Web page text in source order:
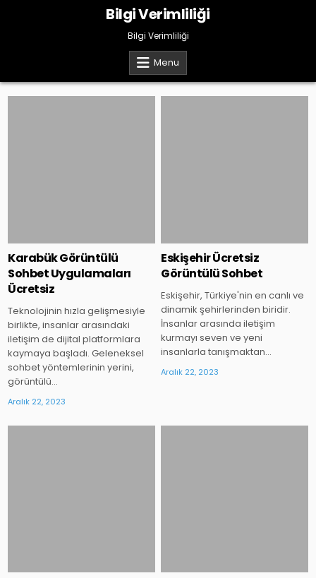
Bilgi Verimliliği
Bilgi Verimliliği
Menu
Karabük Görüntülü
Sohbet Uygulamaları
Ücretsiz
Teknolojinin hızla gelişmesiyle
birlikte, insanlar arasındaki
iletişim de dijital platformlara
kaymaya başladı. Geleneksel
sohbet yöntemlerinin yerini,
görüntülü…
Aralık 22, 2023
Eskişehir Ücretsiz
Görüntülü Sohbet
Eskişehir, Türkiye'nin en canlı ve
dinamik şehirlerinden biridir.
İnsanlar arasında iletişim
kurmayı seven ve yeni
insanlarla tanışmaktan…
Aralık 22, 2023